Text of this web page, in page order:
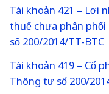
Tài khoản 421 – Lợi
thuế chưa phân
số 200/2014/TT-BTC
Tài khoản 419 – Cổ
Thông tư số 200/